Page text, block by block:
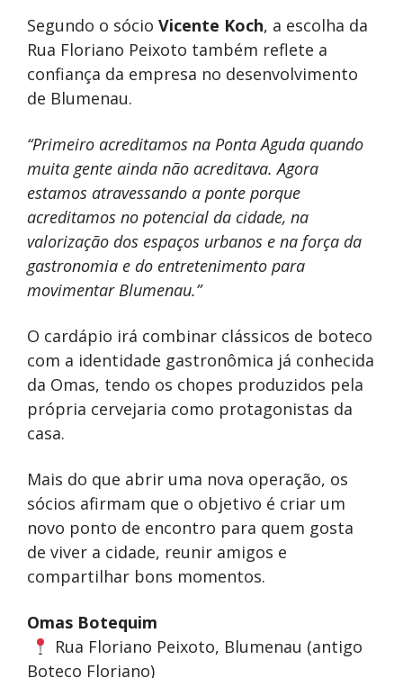
Segundo o sócio Vicente Koch, a escolha da
Rua Floriano Peixoto também reflete a
confiança da empresa no desenvolvimento
de Blumenau.
“Primeiro acreditamos na Ponta Aguda quando
muita gente ainda não acreditava. Agora
estamos atravessando a ponte porque
acreditamos no potencial da cidade, na
valorização dos espaços urbanos e na força da
gastronomia e do entretenimento para
movimentar Blumenau.”
O cardápio irá combinar clássicos de boteco
com a identidade gastronômica já conhecida
da Omas, tendo os chopes produzidos pela
própria cervejaria como protagonistas da
casa.
Mais do que abrir uma nova operação, os
sócios afirmam que o objetivo é criar um
novo ponto de encontro para quem gosta
de viver a cidade, reunir amigos e
compartilhar bons momentos.
Omas Botequim
Rua Floriano Peixoto, Blumenau (antigo
Boteco Floriano)